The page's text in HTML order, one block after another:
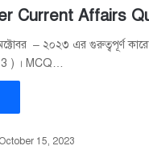
Current Affairs
– ২০২৩ এর গুরুত্বপূর্ণ
) । MCQ…
15, 2023